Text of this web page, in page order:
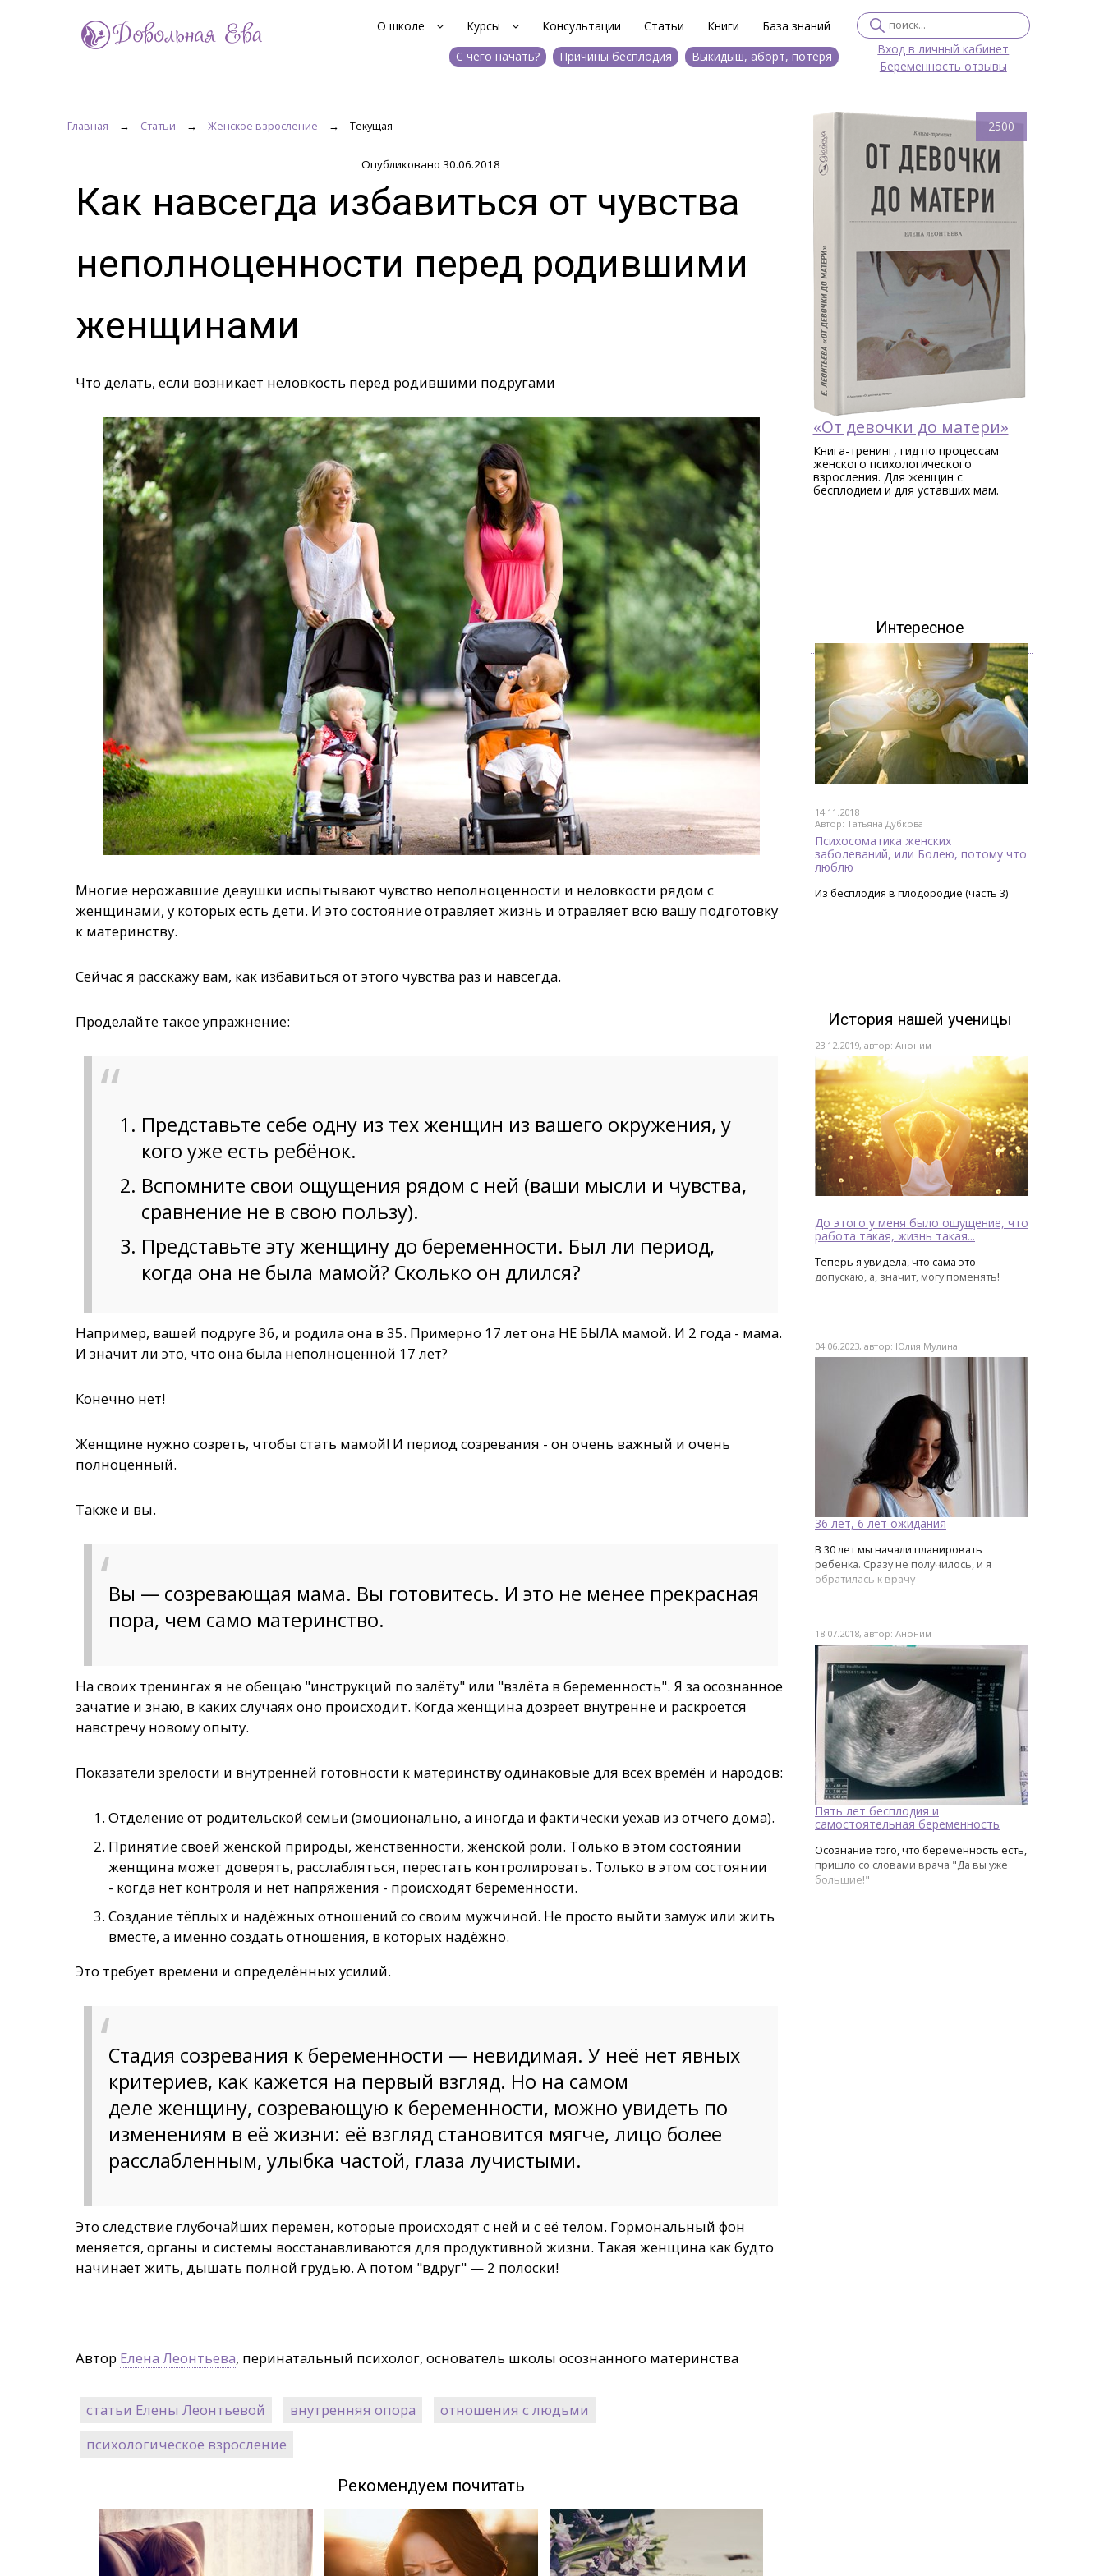
О школе Курсы Консультации Статьи Книги
База знаний
С чего начать?
Причины бесплодия Выкидыш, аборт, потеря
Вход в личный кабинет
Беременность отзывы
Главная → Статьи → Женское взросление → Текущая
Опубликовано 30.06.2018
Как навсегда избавиться от чувства
неполноценности перед родившими
женщинами
Что делать, если возникает неловкость перед родившими подругами
Многие нерожавшие девушки испытывают чувство неполноценности и неловкости рядом с
женщинами, у которых есть дети. И это состояние отравляет жизнь и отравляет всю вашу подготовку
к материнству.
Сейчас я расскажу вам, как избавиться от этого чувства раз и навсегда.
Проделайте такое упражнение:
Представьте себе одну из тех женщин из вашего окружения, у
кого уже есть ребёнок.
Вспомните свои ощущения рядом с ней (ваши мысли и чувства,
сравнение не в свою пользу).
Представьте эту женщину до беременности. Был ли период,
когда она не была мамой? Сколько он длился?
Например, вашей подруге 36, и родила она в 35. Примерно 17 лет она НЕ БЫЛА мамой. И 2 года - мама.
И значит ли это, что она была неполноценной 17 лет?
Конечно нет!
Женщине нужно созреть, чтобы стать мамой! И период созревания - он очень важный и очень
полноценный.
Также и вы.
Вы — созревающая мама. Вы готовитесь. И это не менее прекрасная
пора, чем само материнство.
На своих тренингах я не обещаю "инструкций по залёту" или "взлёта в беременность". Я за осознанное
зачатие и знаю, в каких случаях оно происходит. Когда женщина дозреет внутренне и раскроется
навстречу новому опыту.
Показатели зрелости и внутренней готовности к материнству одинаковые для всех времён и народов:
Отделение от родительской семьи (эмоционально, а иногда и фактически уехав из отчего дома).
Принятие своей женской природы, женственности, женской роли. Только в этом состоянии
женщина может доверять, расслабляться, перестать контролировать. Только в этом состоянии
- когда нет контроля и нет напряжения - происходят беременности.
Создание тёплых и надёжных отношений со своим мужчиной. Не просто выйти замуж или жить
вместе, а именно создать отношения, в которых надёжно.
Это требует времени и определённых усилий.
Стадия созревания к беременности — невидимая. У неё нет явных
критериев, как кажется на первый взгляд. Но на самом
деле женщину, созревающую к беременности, можно увидеть по
изменениям в её жизни: её взгляд становится мягче, лицо более
расслабленным, улыбка частой, глаза лучистыми.
Это следствие глубочайших перемен, которые происходят с ней и c её телом. Гормональный фон
меняется, органы и системы восстанавливаются для продуктивной жизни. Такая женщина как будто
начинает жить, дышать полной грудью. А потом "вдруг" — 2 полоски!
Автор Елена Леонтьева, перинатальный психолог, основатель школы осознанного материнства
статьи Елены Леонтьевой внутренняя опора
отношения с людьми
психологическое взросление
Рекомендуем почитать
2500
«От девочки до матери»
Книга-тренинг, гид по процессам
женского психологического
взросления. Для женщин c
бесплодием и для уставших мам.
Интересное
14.11.2018
Автор: Татьяна Дубкова
Психосоматика женских
заболеваний, или Болею, потому что
люблю
Из бесплодия в плодородие (часть 3)
История нашей ученицы
23.12.2019, автор: Аноним
До этого у меня было ощущение, что
работа такая, жизнь такая...
Теперь я увидела, что сама это
допускаю, а, значит, могу поменять!
04.06.2023, автор: Юлия Мулина
36 лет, 6 лет ожидания
В 30 лет мы начали планировать
ребенка. Сразу не получилось, и я
обратилась к врачу
18.07.2018, автор: Аноним
Пять лет бесплодия и
самостоятельная беременность
Осознание того, что беременность есть,
пришло со словами врача "Да вы уже
большие!"